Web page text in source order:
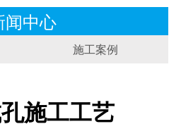
闻中心
施工案例
施工工艺